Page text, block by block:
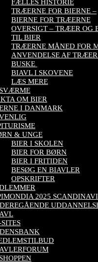
FÆLLES HISTORIE
TRÆERNE FOR BIERNE –
BIERNE FOR TRÆERNE
OVERSIGT – TRÆER OG
TIL BIER
TRÆERNE MÅNED FOR
ANVENDELSE AF
BUSKE
BIAVL I SKOVENE
LÆS MERE
OM BIER
I DANMARK
& UNGE
BIER I SKOLEN
BIER FOR BØRN
BIER I FRITIDEN
BESØG EN BIAVLER
OPSKRIFTER
2025